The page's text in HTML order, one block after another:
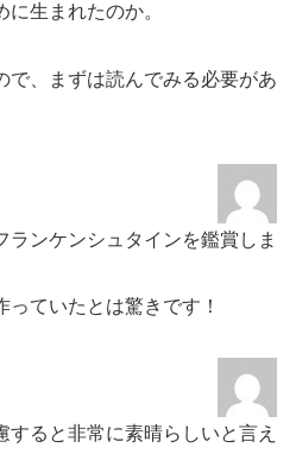
生まれたのか。
で、まずは読んでみる必要があ
ランケンシュタインを鑑賞しま
ていたとは驚きです！
すると非常に素晴らしいと言え